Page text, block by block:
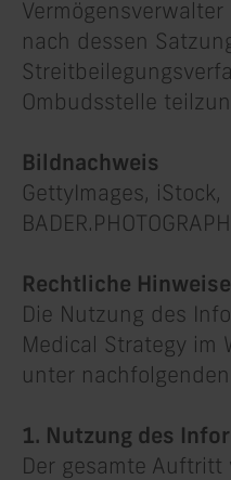
nach dessen
Ombudsstelle
Bildnachweis
GettyImages, iStock,
Rechtliche Hinweise
Die Nutzung des
Medical Strategy im
unter
1. Nutzung des
Der gesamte Auftritt